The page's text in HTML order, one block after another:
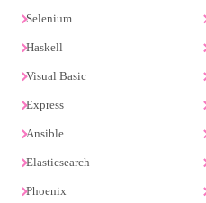
Selenium
Haskell
Visual Basic
Express
Ansible
Elasticsearch
Phoenix